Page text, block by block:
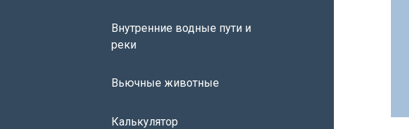
Внутренние водные пути и
реки
Вьючные животные
Калькулятор